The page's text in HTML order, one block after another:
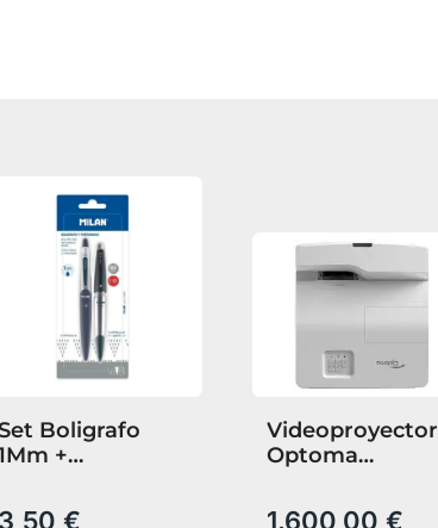
Boligrafo
+
0,5Mm Silver
3,50 €
Videoproyector
Optoma
Ultra Corto
1.600,00 €